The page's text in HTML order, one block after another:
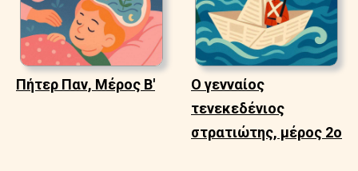
Πήτερ Παν, Μέρος Β'
Ο γενναίος
τενεκεδένιος
στρατιώτης, μέρος 2ο